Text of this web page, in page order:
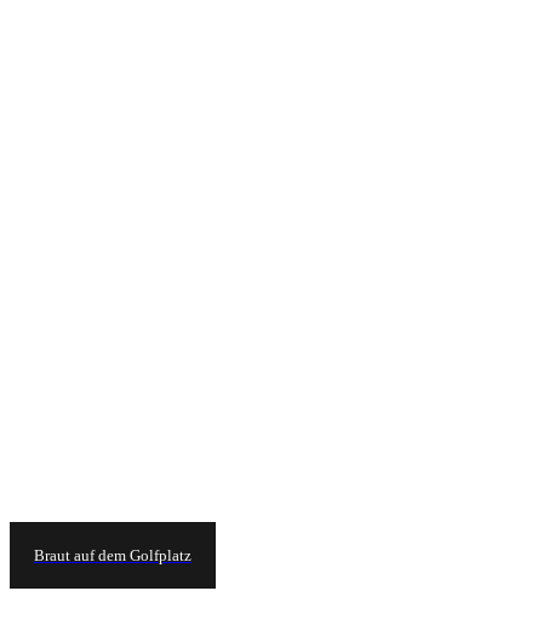
Braut auf dem Golfplatz